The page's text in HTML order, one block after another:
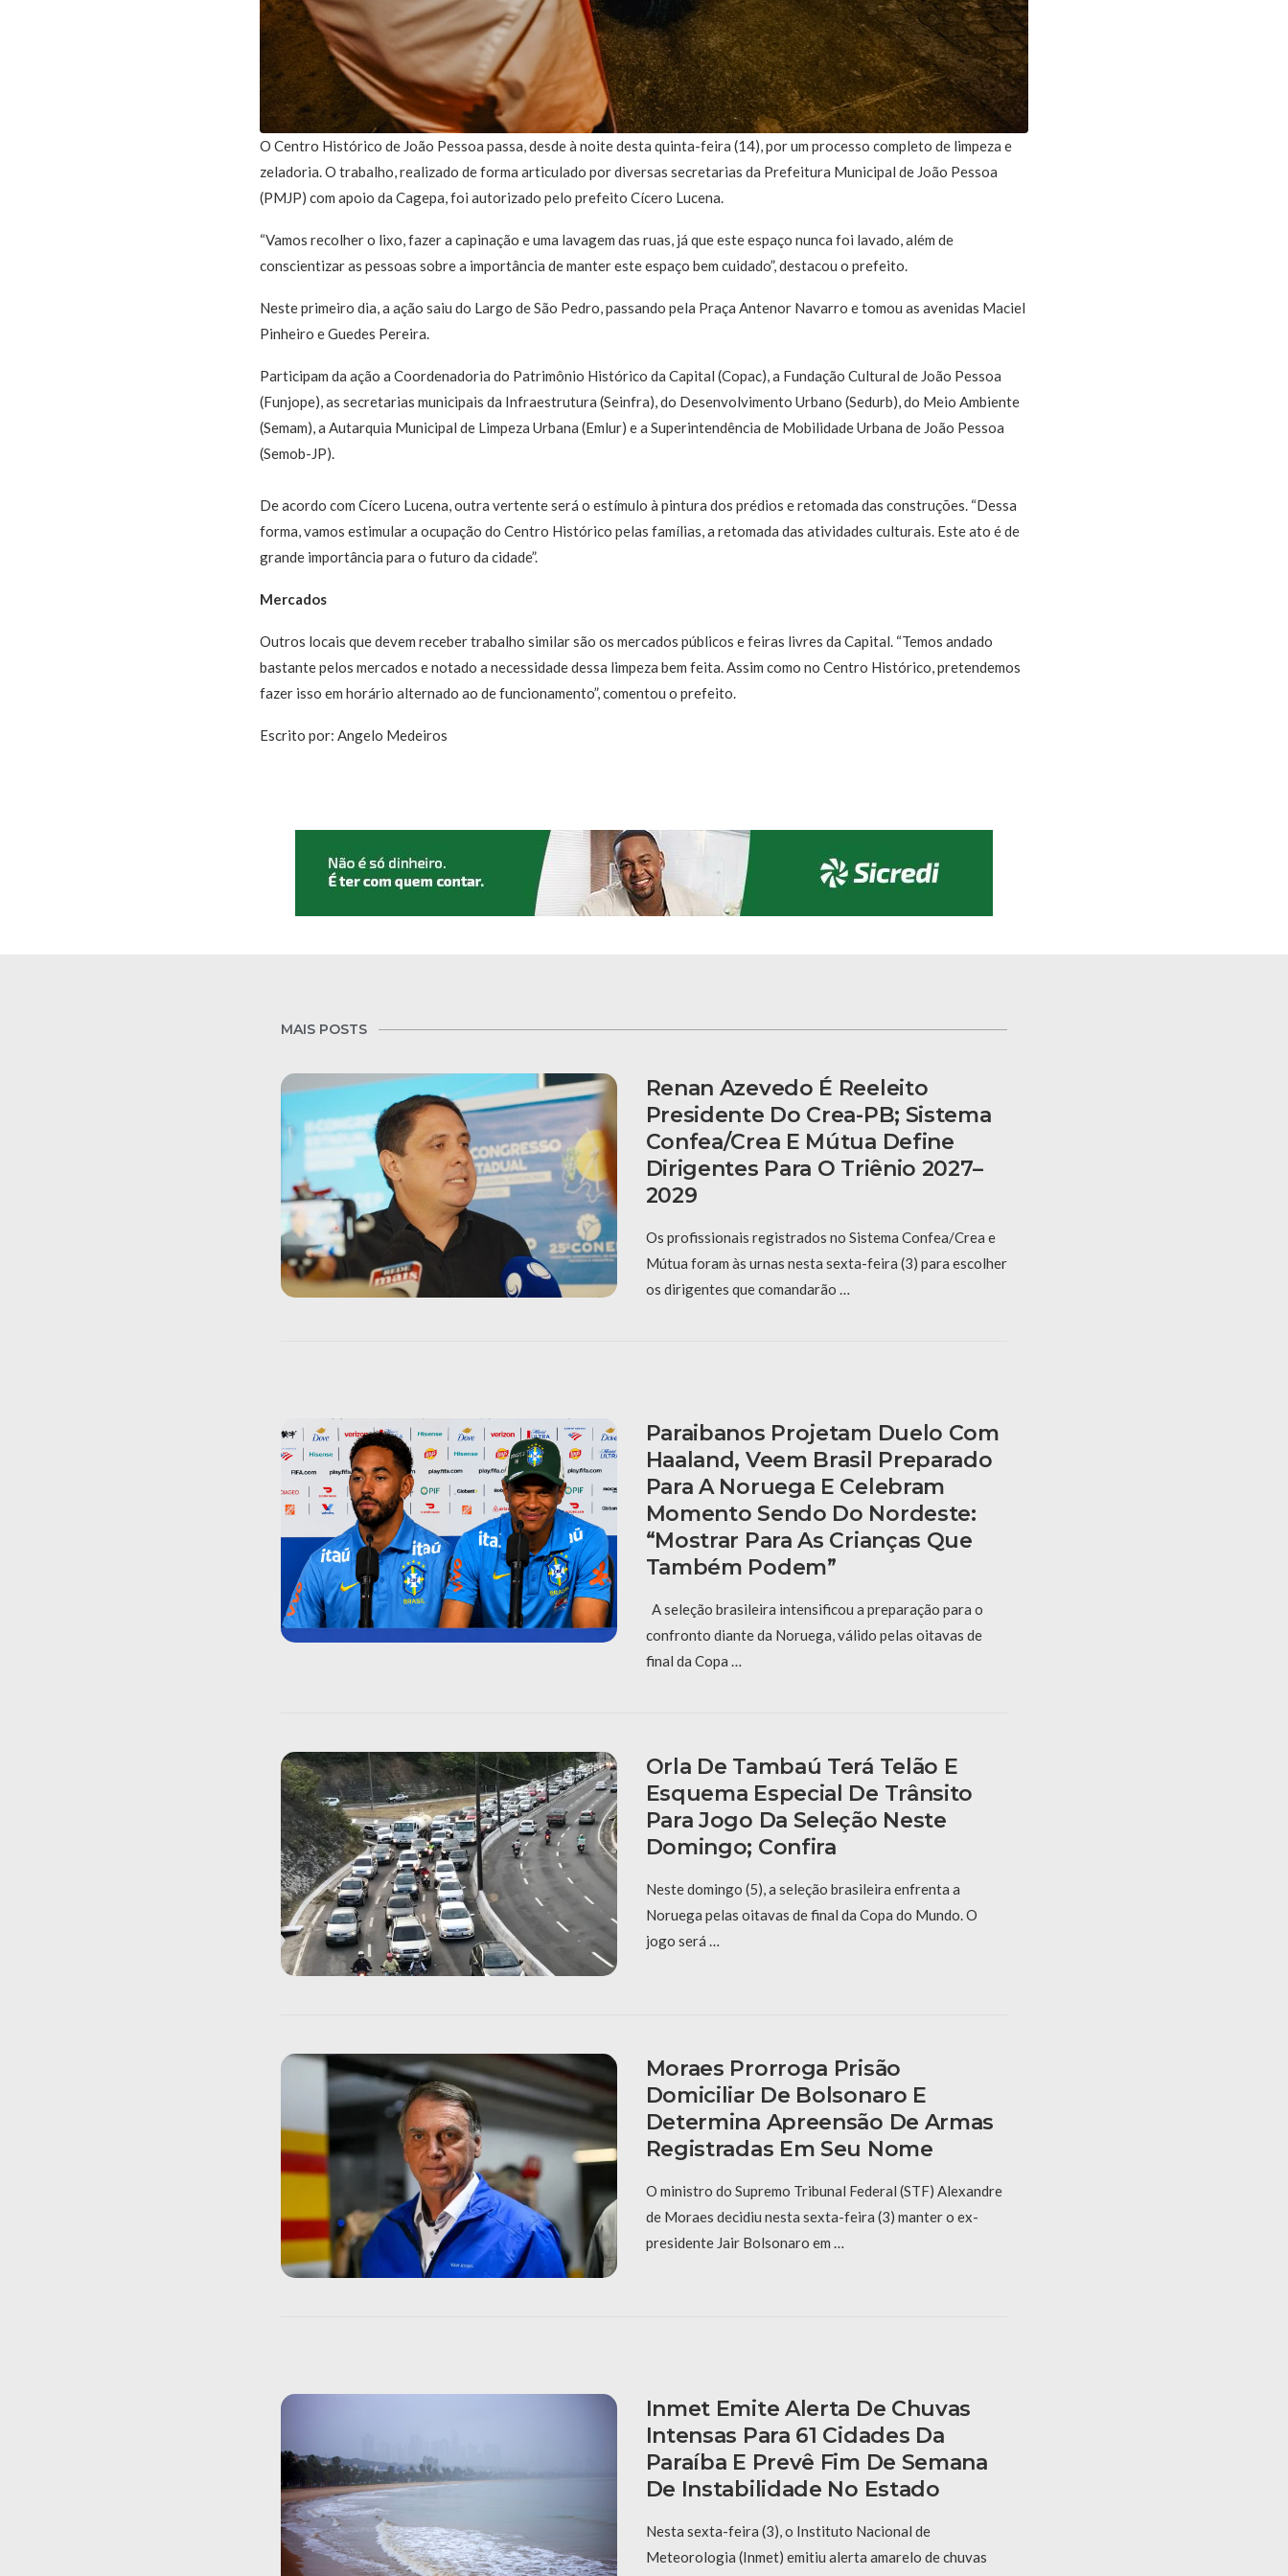
O Centro Histórico de João Pessoa passa, desde à noite desta quinta-feira (14), por um processo completo de limpeza e
zeladoria. O trabalho, realizado de forma articulado por diversas secretarias da Prefeitura Municipal de João Pessoa
(PMJP) com apoio da Cagepa, foi autorizado pelo prefeito Cícero Lucena.
“Vamos recolher o lixo, fazer a capinação e uma lavagem das ruas, já que este espaço nunca foi lavado, além de
conscientizar as pessoas sobre a importância de manter este espaço bem cuidado”, destacou o prefeito.
Neste primeiro dia, a ação saiu do Largo de São Pedro, passando pela Praça Antenor Navarro e tomou as avenidas Maciel
Pinheiro e Guedes Pereira.
Participam da ação a Coordenadoria do Patrimônio Histórico da Capital (Copac), a Fundação Cultural de João Pessoa
(Funjope), as secretarias municipais da Infraestrutura (Seinfra), do Desenvolvimento Urbano (Sedurb), do Meio Ambiente
(Semam), a Autarquia Municipal de Limpeza Urbana (Emlur) e a Superintendência de Mobilidade Urbana de João Pessoa
(Semob-JP).
De acordo com Cícero Lucena, outra vertente será o estímulo à pintura dos prédios e retomada das construções. “Dessa
forma, vamos estimular a ocupação do Centro Histórico pelas famílias, a retomada das atividades culturais. Este ato é de
grande importância para o futuro da cidade”.
Mercados
Outros locais que devem receber trabalho similar são os mercados públicos e feiras livres da Capital. “Temos andado
bastante pelos mercados e notado a necessidade dessa limpeza bem feita. Assim como no Centro Histórico, pretendemos
fazer isso em horário alternado ao de funcionamento”, comentou o prefeito.
Escrito por: Angelo Medeiros
MAIS POSTS
Renan Azevedo É Reeleito
Presidente Do Crea-PB; Sistema
Confea/Crea E Mútua Define
Dirigentes Para O Triênio 2027–
2029
Os profissionais registrados no Sistema Confea/Crea e
Mútua foram às urnas nesta sexta-feira (3) para escolher
os dirigentes que comandarão …
Paraibanos Projetam Duelo Com
Haaland, Veem Brasil Preparado
Para A Noruega E Celebram
Momento Sendo Do Nordeste:
“Mostrar Para As Crianças Que
Também Podem”
A seleção brasileira intensificou a preparação para o
confronto diante da Noruega, válido pelas oitavas de
final da Copa …
Orla De Tambaú Terá Telão E
Esquema Especial De Trânsito
Para Jogo Da Seleção Neste
Domingo; Confira
Neste domingo (5), a seleção brasileira enfrenta a
Noruega pelas oitavas de final da Copa do Mundo. O
jogo será …
Moraes Prorroga Prisão
Domiciliar De Bolsonaro E
Determina Apreensão De Armas
Registradas Em Seu Nome
O ministro do Supremo Tribunal Federal (STF) Alexandre
de Moraes decidiu nesta sexta-feira (3) manter o ex-
presidente Jair Bolsonaro em …
Inmet Emite Alerta De Chuvas
Intensas Para 61 Cidades Da
Paraíba E Prevê Fim De Semana
De Instabilidade No Estado
Nesta sexta-feira (3), o Instituto Nacional de
Meteorologia (Inmet) emitiu alerta amarelo de chuvas